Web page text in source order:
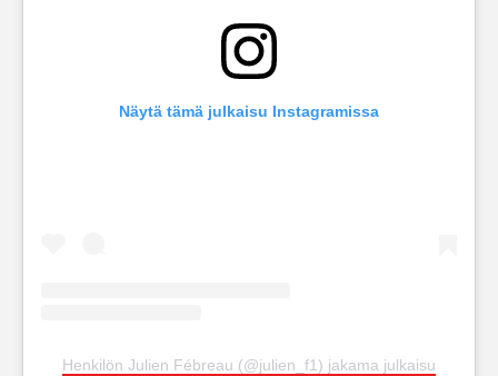
Näytä tämä julkaisu Instagramissa
Henkilön Julien Fébreau (@julien_f1) jakama julkaisu